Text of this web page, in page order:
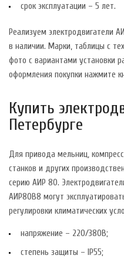
срок эксплуатации – 5 лет.
Реализуем электродвигатели
в наличии. Марки, таблицы с
фото с вариантами установки
оформления покупки нажмите
Купить
Петербурге
Для привода мельниц,
станков и других
серию АИР 80.
АИР80В8 могут
регулировки климатических
напряжение – 220/380В;
степень защиты – IP55;